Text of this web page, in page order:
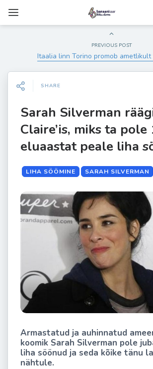
PREVIOUS POST
Itaalia linn Torino promob ametlikult
SHARE
Sarah Silverman
Claire’is, miks ta pole
eluaastat peale liha
LIHA SÖÖMINE SARAH SILVERMAN
Armastatud ja auhinnatud
koomik Sarah Silverman pole
liha söönud ja seda kõike tänu
nähtule.